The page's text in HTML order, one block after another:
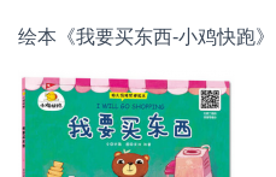
绘本《我要买东西-小鸡快跑